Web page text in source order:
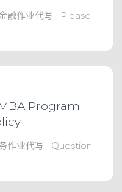
融作业代写 Please
Program
作业代写 Question